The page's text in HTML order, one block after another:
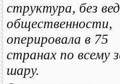
структура, без
общественности,
оперировала в 75
странах по всему
шару.